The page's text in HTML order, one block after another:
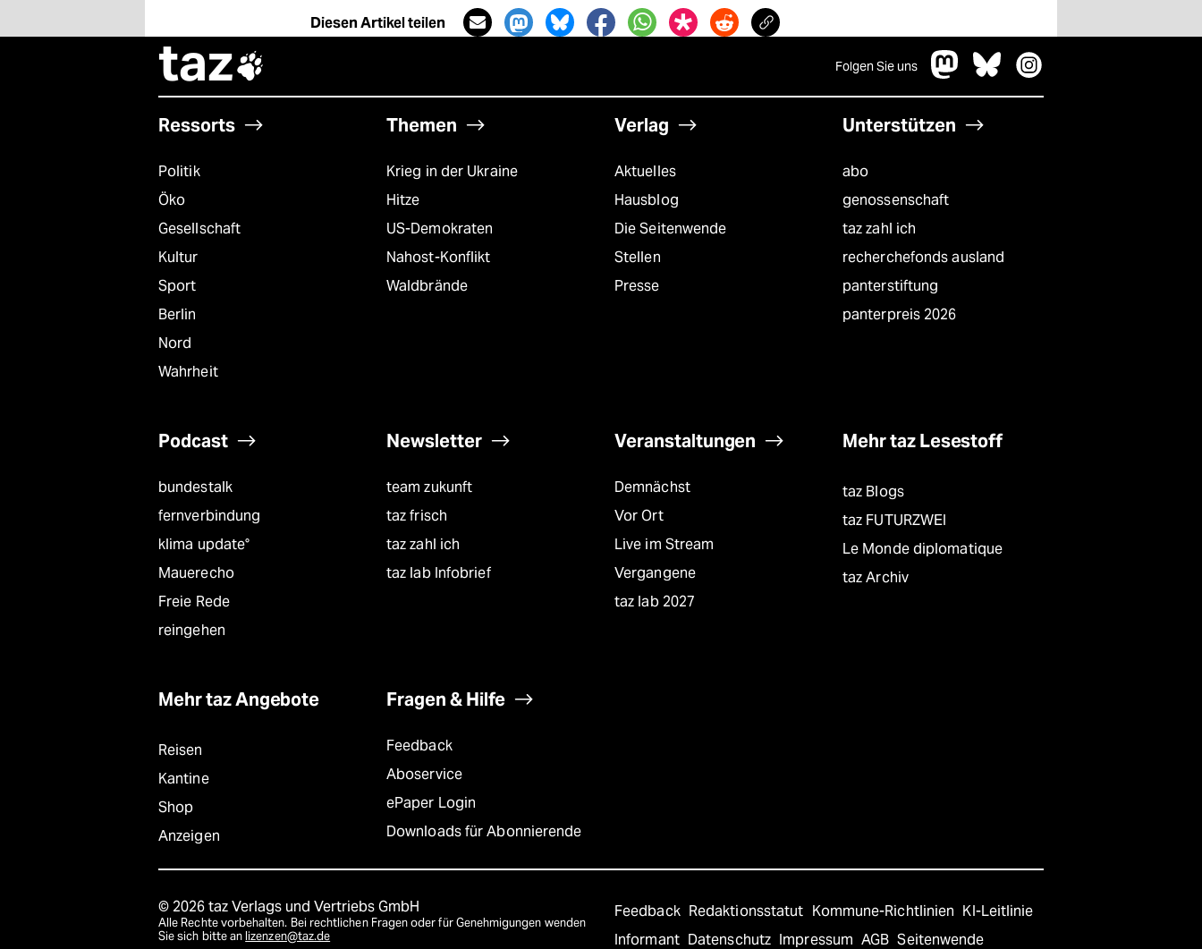
Diesen Artikel teilen
taz Folgen Sie uns
Ressorts
Politik
Öko
Gesellschaft
Kultur
Sport
Berlin
Nord
Wahrheit
Themen
Krieg in der Ukraine
Hitze
US-Demokraten
Nahost-Konflikt
Waldbrände
Verlag
Aktuelles
Hausblog
Die Seitenwende
Stellen
Presse
Unterstützen
abo
genossenschaft
taz zahl ich
recherchefonds ausland
panterstiftung
panterpreis 2026
Podcast
bundestalk
fernverbindung
klima update°
Mauerecho
Freie Rede
reingehen
Newsletter
team zukunft
taz frisch
taz zahl ich
taz lab Infobrief
Veranstaltungen
Demnächst
Vor Ort
Live im Stream
Vergangene
taz lab 2027
Mehr taz Lesestoff
taz Blogs
taz FUTURZWEI
Le Monde diplomatique
taz Archiv
Mehr taz Angebote
Reisen
Kantine
Shop
Anzeigen
Fragen & Hilfe
Feedback
Aboservice
ePaper Login
Downloads für Abonnierende
© 2026 taz Verlags und Vertriebs GmbH
Alle Rechte vorbehalten. Bei rechtlichen Fragen oder für Genehmigungen wenden
Sie sich bitte an lizenzen@taz.de
Feedback Redaktionsstatut Kommune-Richtlinien KI-Leitlinie
Informant Datenschutz Impressum AGB Seitenwende